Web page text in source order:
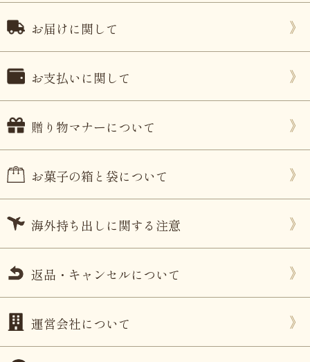
お届けに関して
お支払いに関して
贈り物マナーについて
お菓子の箱と袋について
海外持ち出しに関する注意
返品・キャンセルについて
運営会社について